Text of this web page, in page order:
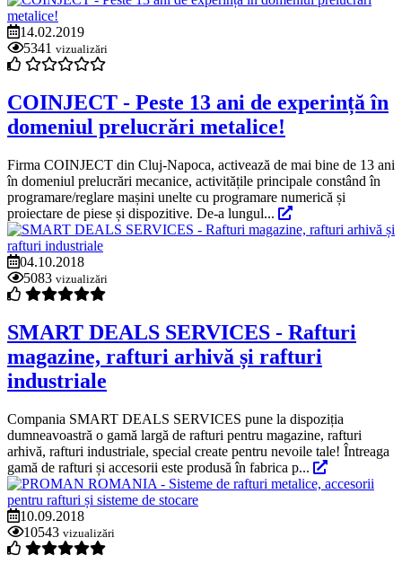
14.02.2019
5341 vizualizări
COINJECT - Peste 13 ani de experință în
domeniul prelucrări metalice!
Firma COINJECT din Cluj-Napoca, activează de mai bine de 13 ani
în domeniul prelucrări mecanice, activitățile principale constând în
programare/reglare mașini unelte cu programare numerică și
proiectare de piese și dispozitive. De-a lungul...
04.10.2018
5083 vizualizări
SMART DEALS SERVICES - Rafturi
magazine, rafturi arhivă și rafturi
industriale
Compania SMART DEALS SERVICES pune la dispoziția
dumneavoastră o gamă largă de rafturi pentru magazine, rafturi
arhivă, rafturi industriale, special create pentru nevoile tale! Întreaga
gamă de rafturi și accesorii este produsă în fabrica p...
10.09.2018
10543 vizualizări